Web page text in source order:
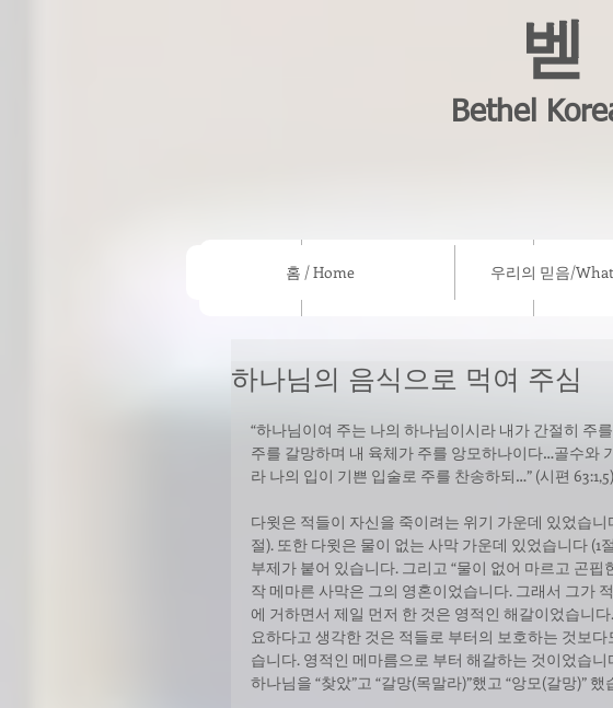
Bethel
우리의 믿음/What we believe 설교 /
홈 / Home 우리의 믿음/
하나님의 음식으로 먹여 주심
“하나님이여 주는 나의 하나님이시라 내가 간절히 주
주를 갈망하며 내 육체가 주를 앙모하나이다…골수와
라 나의 입이 기쁜 입술로 주를 찬송하되…” (시편
다윗은 적들이 자신을 죽이려는 위기 가운데 있었습
절). 또한 다윗은 물이 없는 사막 가운데 있었습니다 (1
부제가 붙어 있습니다. 그리고 “물이 없어 마르고 곤
작 메마른 사막은 그의 영혼이었습니다. 그래서 그가
에 거하면서 제일 먼저 한 것은 영적인 해갈이었습니
요하다고 생각한 것은 적들로 부터의 보호하는 것보
습니다. 영적인 메마름으로 부터 해갈하는 것이었습
하나님을 “찾았”고 “갈망(목말라)”했고 “앙모(갈망)” 했